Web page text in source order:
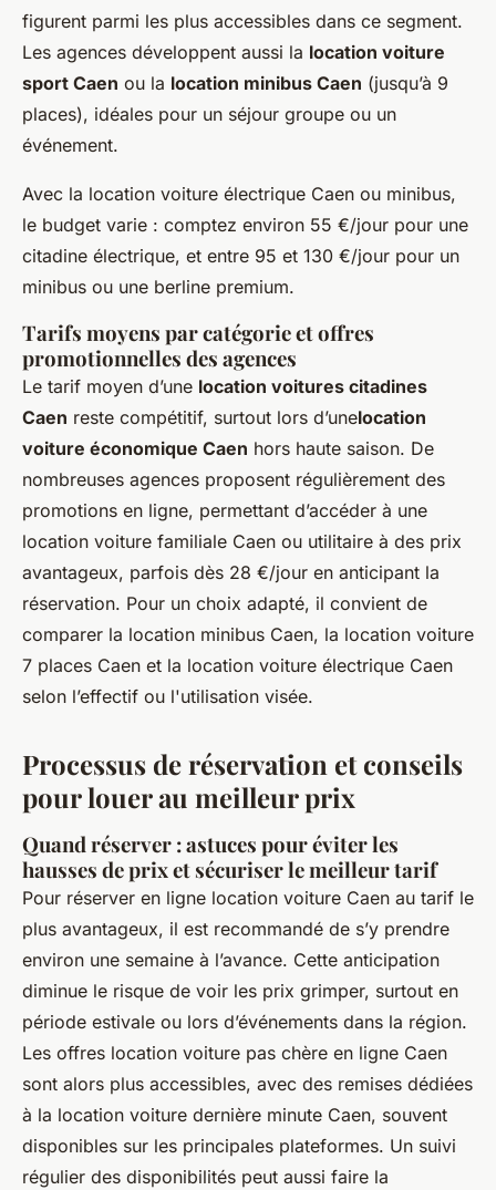
figurent parmi les plus accessibles dans ce segment.
Les agences développent aussi la location voiture
sport Caen ou la location minibus Caen (jusqu’à 9
places), idéales pour un séjour groupe ou un
événement.
Avec la location voiture électrique Caen ou minibus,
le budget varie : comptez environ 55 €/jour pour une
citadine électrique, et entre 95 et 130 €/jour pour un
minibus ou une berline premium.
Tarifs moyens par catégorie et offres
promotionnelles des agences
Le tarif moyen d’une location voitures citadines
Caen reste compétitif, surtout lors d’unelocation
voiture économique Caen hors haute saison. De
nombreuses agences proposent régulièrement des
promotions en ligne, permettant d’accéder à une
location voiture familiale Caen ou utilitaire à des prix
avantageux, parfois dès 28 €/jour en anticipant la
réservation. Pour un choix adapté, il convient de
comparer la location minibus Caen, la location voiture
7 places Caen et la location voiture électrique Caen
selon l’effectif ou l'utilisation visée.
Processus de réservation et conseils
pour louer au meilleur prix
Quand réserver : astuces pour éviter les
hausses de prix et sécuriser le meilleur tarif
Pour réserver en ligne location voiture Caen au tarif le
plus avantageux, il est recommandé de s’y prendre
environ une semaine à l’avance. Cette anticipation
diminue le risque de voir les prix grimper, surtout en
période estivale ou lors d’événements dans la région.
Les offres location voiture pas chère en ligne Caen
sont alors plus accessibles, avec des remises dédiées
à la location voiture dernière minute Caen, souvent
disponibles sur les principales plateformes. Un suivi
régulier des disponibilités peut aussi faire la